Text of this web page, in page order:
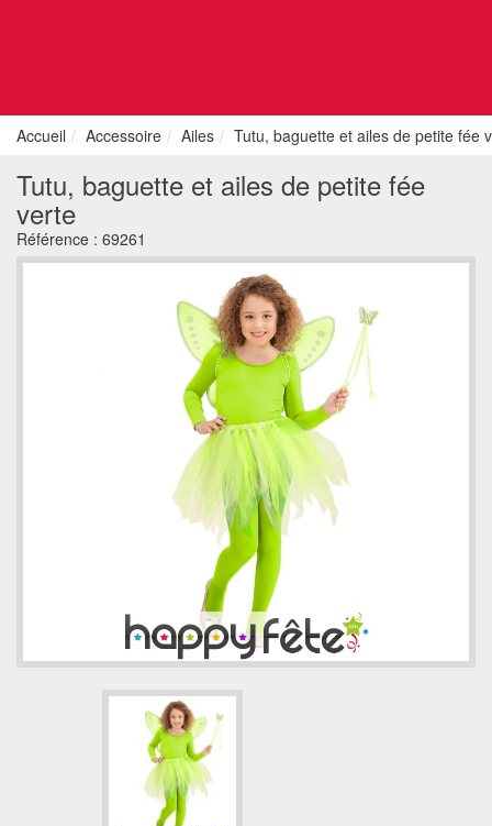
Accueil Accessoire Ailes Tutu, baguette et ailes de petite fée
Tutu, baguette et ailes de petite fée
verte
Référence : 69261